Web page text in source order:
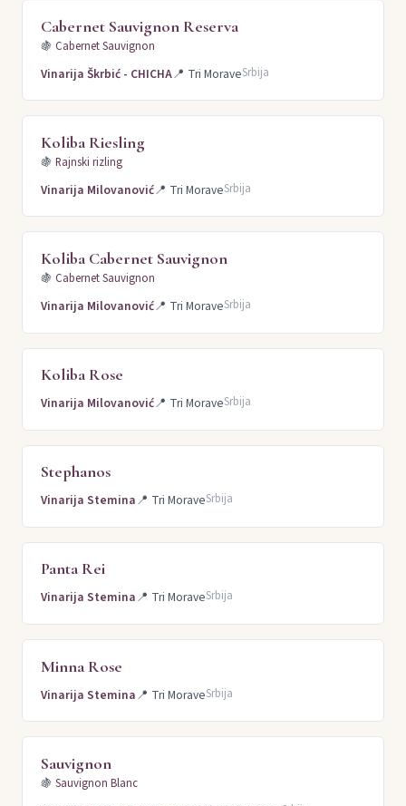
Cabernet Sauvignon Reserva
🍇 Cabernet Sauvignon
Vinarija Škrbić - CHICHA📍 Tri MoraveSrbija
Koliba Riesling
🍇 Rajnski rizling
Vinarija Milovanović📍 Tri MoraveSrbija
Koliba Cabernet Sauvignon
🍇 Cabernet Sauvignon
Vinarija Milovanović📍 Tri MoraveSrbija
Koliba Rose
Vinarija Milovanović📍 Tri MoraveSrbija
Stephanos
Vinarija Stemina📍 Tri MoraveSrbija
Panta Rei
Vinarija Stemina📍 Tri MoraveSrbija
Minna Rose
Vinarija Stemina📍 Tri MoraveSrbija
Sauvignon
🍇 Sauvignon Blanc